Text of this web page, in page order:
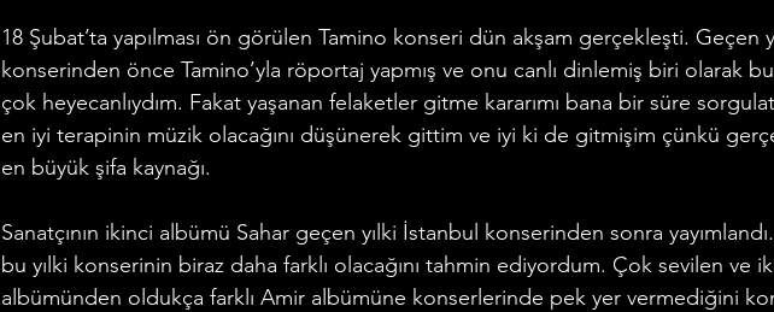
18 Şubat’ta yapılması ön görülen Tamino konseri dün akşam gerçekleşti. Geçen
konserinden önce Tamino’yla röportaj yapmış ve onu canlı dinlemiş biri olarak
çok heyecanlıydım. Fakat yaşanan felaketler gitme kararımı bana bir süre
en iyi terapinin müzik olacağını düşünerek gittim ve iyi ki de gitmişim çünkü
en büyük şifa kaynağı.
Sanatçının ikinci albümü Sahar geçen yılki İstanbul konserinden sonra yayımlandı.
bu yılki konserinin biraz daha farklı olacağını tahmin ediyordum. Çok sevilen ve
albümünden oldukça farklı Amir albümüne konserlerinde pek yer vermediğini